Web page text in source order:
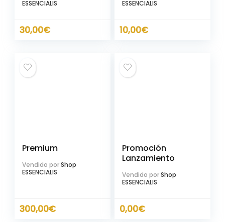
ESSENCIALIS
30,00€
ESSENCIALIS
10,00€
Premium
Vendido porShop
ESSENCIALIS
300,00€
Promoción
Lanzamiento
Vendido porShop
ESSENCIALIS
0,00€